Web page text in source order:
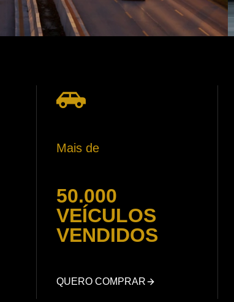
Mais de
50.000
VEÍCULOS
VENDIDOS
QUERO COMPRAR